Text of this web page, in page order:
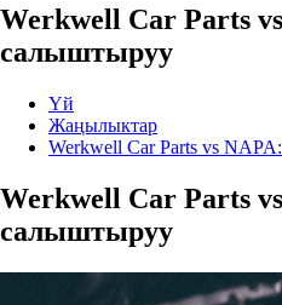
Werkwell Car Parts
салыштыруу
Үй
Жаңылыктар
Werkwell Car Parts vs
Werkwell Car Parts
салыштыруу